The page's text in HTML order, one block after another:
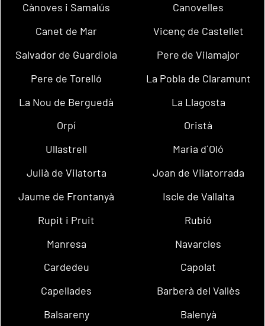
Cànoves i Samalús
Canovelles
Canet de Mar
Vicenç de Castellet
Salvador de Guardiola
Pere de Vilamajor
Pere de Torelló
La Pobla de Claramunt
La Nou de Berguedà
La Llagosta
Orpí
Oristà
Ullastrell
Maria d´Oló
Julià de Vilatorta
Joan de Vilatorrada
Jaume de Frontanyà
Iscle de Vallalta
Rupit i Pruit
Rubió
Manresa
Navarcles
Cardedeu
Capolat
Capellades
Barberà del Vallès
Balsareny
Balenyà